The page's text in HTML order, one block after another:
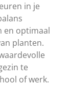
in je
en optimaal
planten.
te
of werk.